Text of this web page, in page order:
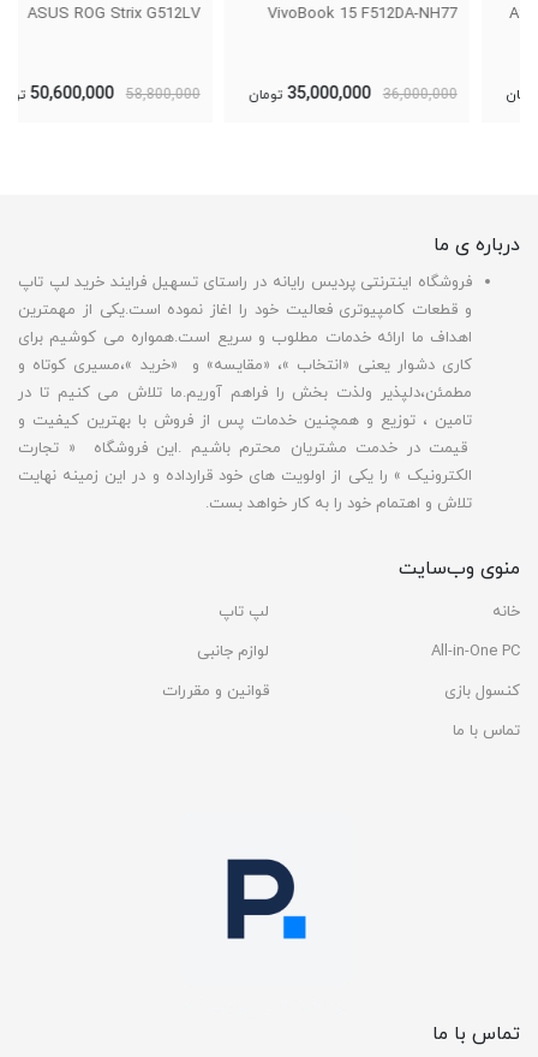
VivoBook 15 F512DA-NH77
36,000,000
35,000,000 تومان
ASUS ROG Strix G512LV
58,800,000
50,600,000 تومان
درباره ی ما
فروشگاه اینترنتی پردیس رایانه در راستای تسهیل فرایند خرید لپ تاپ
و قطعات کامپیوتری فعالیت خود را اغاز نموده است.یکی از مهمترین
اهداف ما ارائه خدمات مطلوب و سریع است.همواره می کوشیم برای
کاری دشوار یعنی «انتخاب »، «مقایسه» و «خرید »،مسیری کوتاه و
مطمئن،دلپذیر ولذت بخش را فراهم آوریم.ما تلاش می کنیم تا در
تامین ، توزیع و همچنین خدمات پس از فروش با بهترین کیفیت و
قیمت در خدمت مشتریان محترم باشیم .این فروشگاه « تجارت
الکترونیک » را یکی از اولویت های خود قرارداده و در این زمینه نهایت
تلاش و اهتمام خود را به کار خواهد بست.
منوی وب‌سایت
خانه
لپ تاپ
All-in-One PC
لوازم جانبی
کنسول بازی
قوانین و مقررات
تماس با ما
تماس با ما